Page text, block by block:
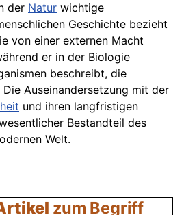
der Natur wichtige
Geschichte bezieht
von einer externen Macht
er in der Biologie
beschreibt, die
Auseinandersetzung mit der
und ihren langfristigen
Bestandteil des
Welt.
zum Begriff